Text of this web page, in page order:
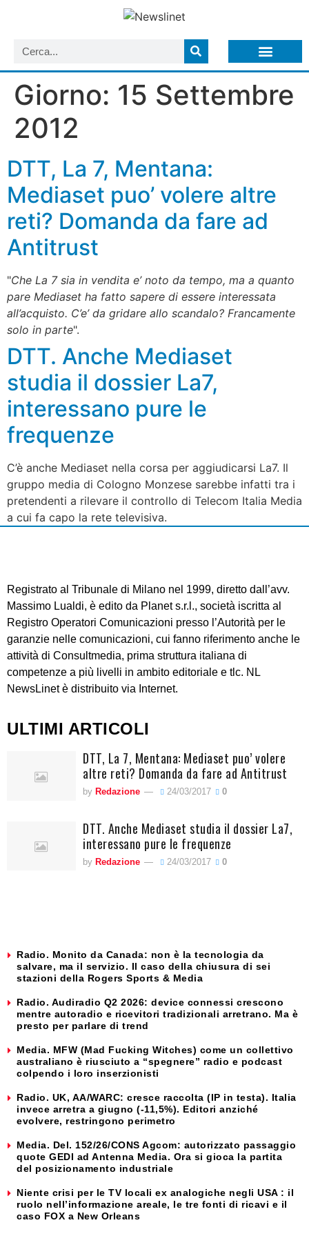
Giorno: 15 Settembre
2012
DTT, La 7, Mentana:
Mediaset puo’ volere altre
reti? Domanda da fare ad
Antitrust
"Che La 7 sia in vendita e’ noto da tempo, ma a quanto
pare Mediaset ha fatto sapere di essere interessata
all’acquisto. C’e’ da gridare allo scandalo? Francamente
solo in parte".
DTT. Anche Mediaset
studia il dossier La7,
interessano pure le
frequenze
C’è anche Mediaset nella corsa per aggiudicarsi La7. Il
gruppo media di Cologno Monzese sarebbe infatti tra i
pretendenti a rilevare il controllo di Telecom Italia Media
a cui fa capo la rete televisiva.
Registrato al Tribunale di Milano nel 1999, diretto dall’avv.
Massimo Lualdi, è edito da Planet s.r.l., società iscritta al
Registro Operatori Comunicazioni presso l’Autorità per le
garanzie nelle comunicazioni, cui fanno riferimento anche le
attività di Consultmedia, prima struttura italiana di
competenze a più livelli in ambito editoriale e tlc. NL
NewsLinet è distribuito via Internet.
ULTIMI ARTICOLI
DTT, La 7, Mentana: Mediaset puo’ volere
altre reti? Domanda da fare ad Antitrust
by Redazione 24/03/2017 0
DTT. Anche Mediaset studia il dossier La7,
interessano pure le frequenze
by Redazione 24/03/2017 0
Radio. Monito da Canada: non è la tecnologia da
salvare, ma il servizio. Il caso della chiusura di sei
stazioni della Rogers Sports & Media
Radio. Audiradio Q2 2026: device connessi crescono
mentre autoradio e ricevitori tradizionali arretrano. Ma è
presto per parlare di trend
Media. MFW (Mad Fucking Witches) come un collettivo
australiano è riusciuto a “spegnere” radio e podcast
colpendo i loro inserzionisti
Radio. UK, AA/WARC: cresce raccolta (IP in testa). Italia
invece arretra a giugno (-11,5%). Editori anziché
evolvere, restringono perimetro
Media. Del. 152/26/CONS Agcom: autorizzato passaggio
quote GEDI ad Antenna Media. Ora si gioca la partita
del posizionamento industriale
Niente crisi per le TV locali ex analogiche negli USA : il
ruolo nell’informazione areale, le tre fonti di ricavi e il
caso FOX a New Orleans